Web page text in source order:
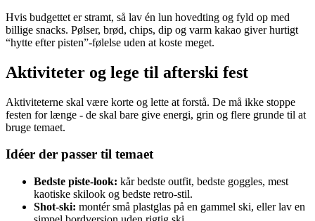
Hvis budgettet er stramt, så lav én lun hovedting og fyld op med
billige snacks. Pølser, brød, chips, dip og varm kakao giver hurtigt
“hytte efter pisten”-følelse uden at koste meget.
Aktiviteter og lege til afterski fest
Aktiviteterne skal være korte og lette at forstå. De må ikke stoppe
festen for længe - de skal bare give energi, grin og flere grunde til at
bruge temaet.
Idéer der passer til temaet
Bedste piste-look: kår bedste outfit, bedste goggles, mest
kaotiske skilook og bedste retro-stil.
Shot-ski: montér små plastglas på en gammel ski, eller lav en